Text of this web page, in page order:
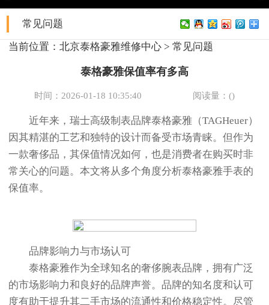
北京市东城区东长安街1号东方广场写字楼W3座6层602室（需提前预约）
北京市朝阳区建国门外大街甲6号华熙国际中心写字楼D座11层1102室（需提前预约）
节假日正常营业！
常见问题
当前位置： 北京泰格豪雅维修中心 > 常见问题
泰格豪雅保值率有多高
时间：2026-01-18 10:35:40 阅读量：()
近年来，瑞士高级制表品牌泰格豪雅（TAGHeuer）
因其精湛的工艺和独特的设计而备受市场青睐。但作为
一款奢侈品，其保值情况如何，也是消费者在购买时非
常关心的问题。本文将从多个角度分析泰格豪雅手表的
保值率。
品牌影响力与市场认可
泰格豪雅作为全球知名的奢侈腕表品牌，拥有广泛
的市场影响力和良好的品牌声誉。品牌的知名度和认可
度有助于提升其二手市场的流通性和价格稳定性。尽管